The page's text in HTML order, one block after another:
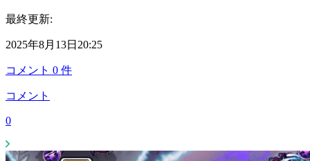
最終更新:
2025年8月13日20:25
コメント 0 件
コメント
0